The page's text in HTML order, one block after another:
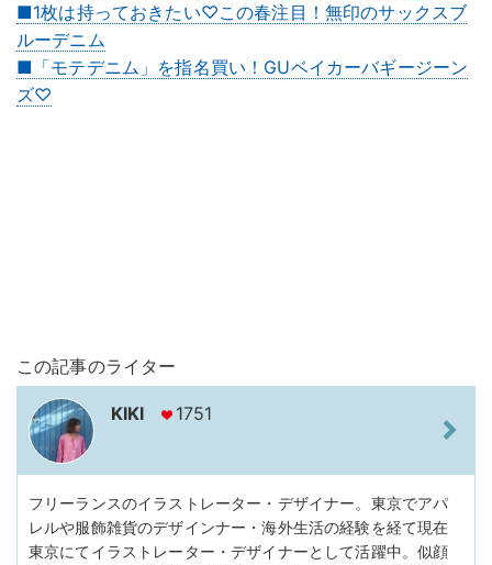
■1枚は持っておきたい♡この春注目！無印のサックスブ
ルーデニム
■「モテデニム」を指名買い！GUベイカーバギージーン
ズ♡
この記事のライター
KIKI 1751
フリーランスのイラストレーター・デザイナー。東京でアパ
レルや服飾雑貨のデザインナー・海外生活の経験を経て現在
東京にてイラストレーター・デザイナーとして活躍中。似顔